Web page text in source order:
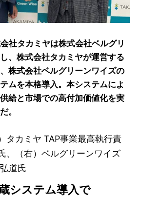
社タカミヤは株式会社ベルグリ
、株式会社タカミヤが運営する
株式会社ベルグリーンワイズの
ムを本格導入。本システムによ
給と市場での高付加価値化を実
。
タカミヤ TAP事業最高執行責
（右）ベルグリーンワイズ
道氏
システム導入で